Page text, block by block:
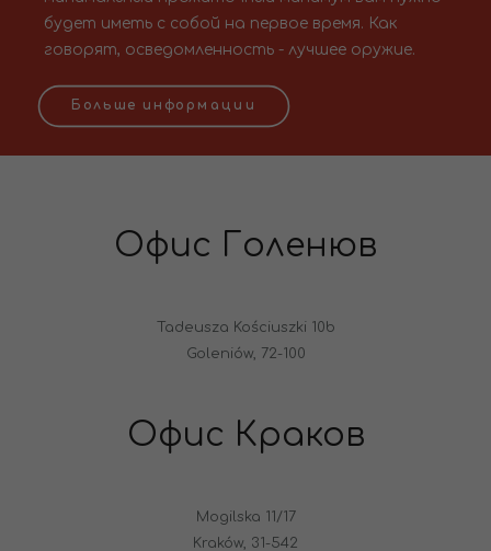
будет иметь с собой на первое время. Как
говорят, осведомленность - лучшее оружие.
Больше информации
Офис Голенюв
Tadeusza Kościuszki 10b
Goleniów, 72-100
Офис Краков
Mogilska 11/17
Kraków, 31-542